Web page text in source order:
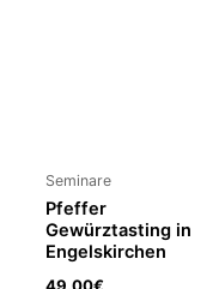
Seminare
Pfeffer
Gewürztasting in
Engelskirchen
der
Produktseite